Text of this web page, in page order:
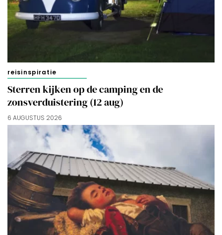
reisinspiratie
Sterren kijken op de camping en de
zonsverduistering (12 aug)
6 AUGUSTUS 2026